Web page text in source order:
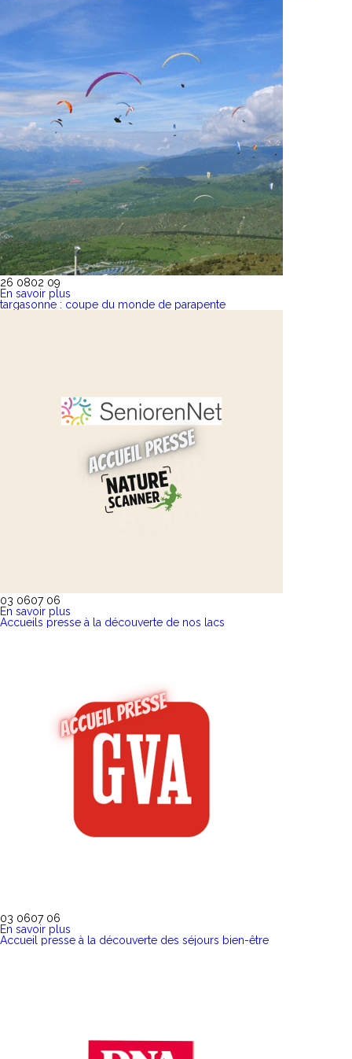
26 0802 09
En savoir plus
targasonne : coupe du monde de parapente
03 0607 06
En savoir plus
Accueils presse à la découverte de nos lacs
03 0607 06
En savoir plus
Accueil presse à la découverte des séjours bien-être